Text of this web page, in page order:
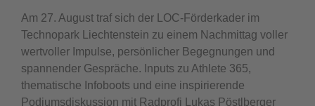
Am 27. August traf sich der LOC-Förderkader im
Technopark Liechtenstein zu einem Nachmittag voller
wertvoller Impulse, persönlicher Begegnungen und
spannender Gespräche. Inputs zu Athlete 365,
thematische Infoboots und eine inspirierende
Podiumsdiskussion mit Radprofi Lukas Pöstlberger